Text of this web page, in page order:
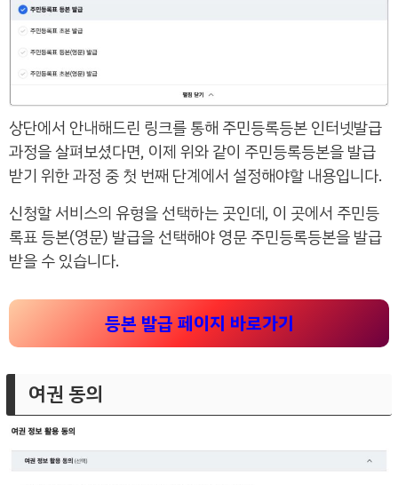
상단에서 안내해드린 링크를 통해 주민등록등본 인터넷발급
과정을 살펴보셨다면, 이제 위와 같이 주민등록등본을 발급
받기 위한 과정 중 첫 번째 단계에서 설정해야할 내용입니다.
신청할 서비스의 유형을 선택하는 곳인데, 이 곳에서 주민등
록표 등본(영문) 발급을 선택해야 영문 주민등록등본을 발급
받을 수 있습니다.
등본 발급 페이지 바로가기
여권 동의